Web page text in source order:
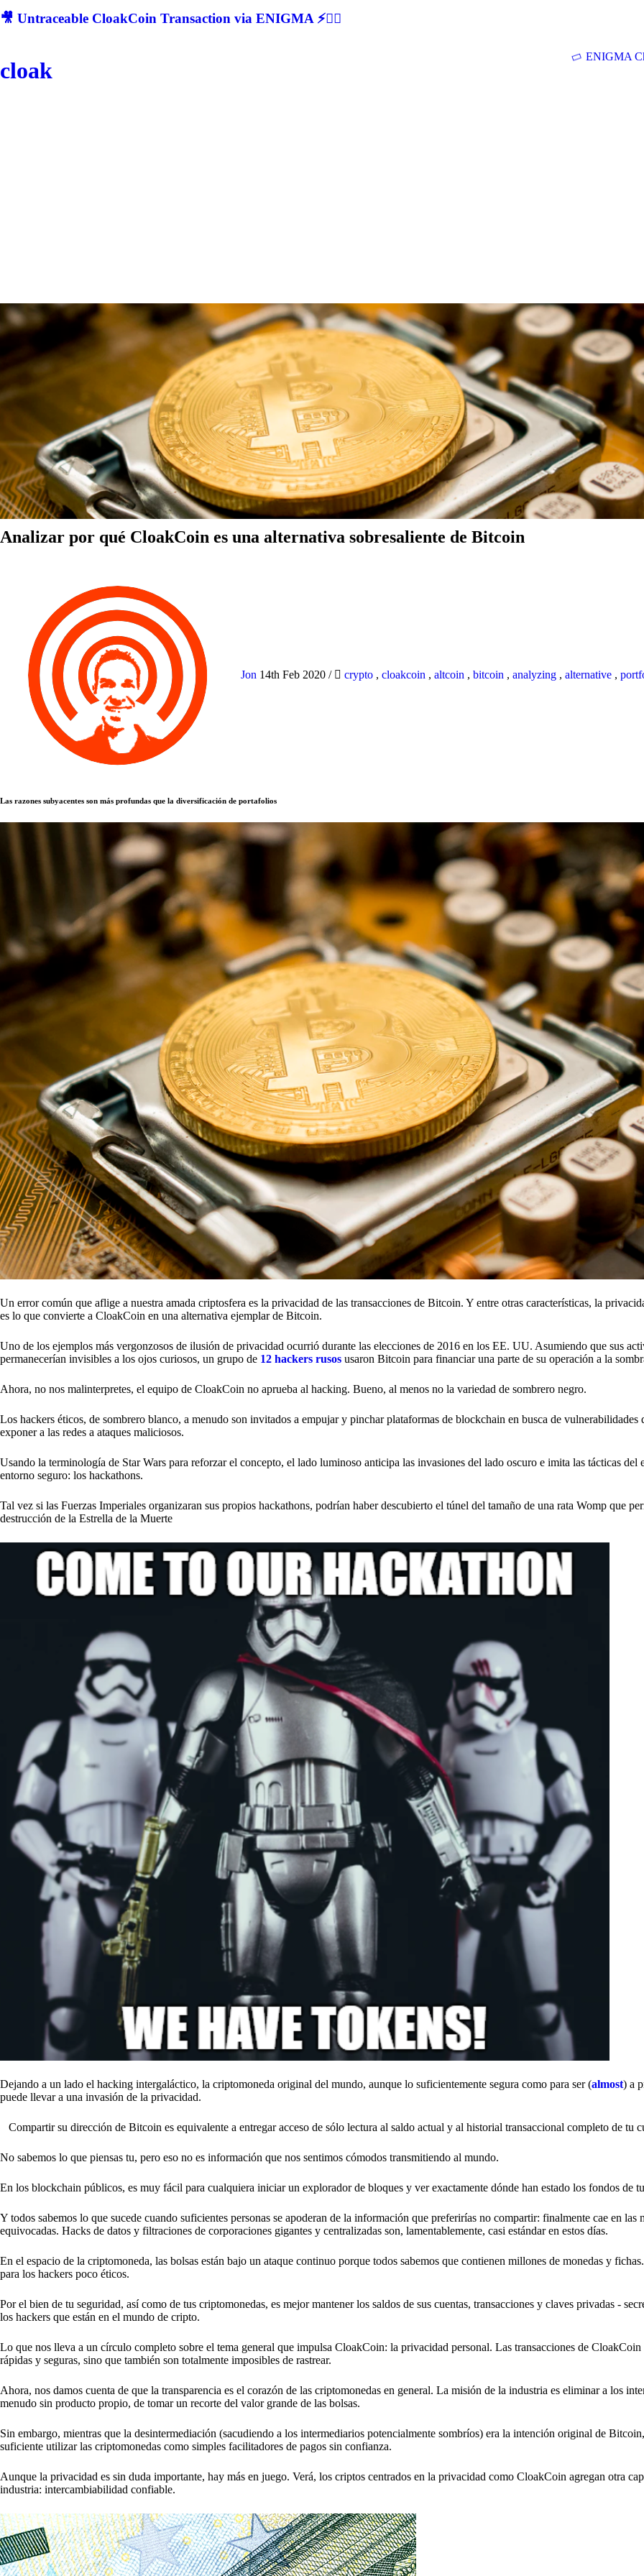
🎥 Untraceable CloakCoin Transaction via ENIGMA ⚡🕵‍♂
cloak
ENIGMA
Analizar por qué CloakCoin es una alternativa sobresaliente de Bitcoin
Jon 14th Feb 2020 / crypto , cloakcoin , altcoin , bitcoin , analyzing , alternative ,
Las razones subyacentes son más profundas que la diversificación de portafolios
Un error común que aflige a nuestra amada criptosfera es la privacidad de las transacciones de Bitcoin. Y entre otras características, la
es lo que convierte a CloakCoin en una alternativa ejemplar de Bitcoin.
Uno de los ejemplos más vergonzosos de ilusión de privacidad ocurrió durante las elecciones de 2016 en los EE. UU. Asumiendo que sus
permanecerían invisibles a los ojos curiosos, un grupo de 12 hackers rusos usaron Bitcoin para financiar una parte de su operación a la
Ahora, no nos malinterpretes, el equipo de CloakCoin no aprueba al hacking. Bueno, al menos no la variedad de sombrero negro.
Los hackers éticos, de sombrero blanco, a menudo son invitados a empujar y pinchar plataformas de blockchain en busca de vulnerabilidades
exponer a las redes a ataques maliciosos.
Usando la terminología de Star Wars para reforzar el concepto, el lado luminoso anticipa las invasiones del lado oscuro e imita las tácticas del
entorno seguro: los hackathons.
Tal vez si las Fuerzas Imperiales organizaran sus propios hackathons, podrían haber descubierto el túnel del tamaño de una rata Womp que
destrucción de la Estrella de la Muerte
Dejando a un lado el hacking intergaláctico, la criptomoneda original del mundo, aunque lo suficientemente segura como para ser (almost) a
puede llevar a una invasión de la privacidad.
Compartir su dirección de Bitcoin es equivalente a entregar acceso de sólo lectura al saldo actual y al historial transaccional completo de tu
No sabemos lo que piensas tu, pero eso no es información que nos sentimos cómodos transmitiendo al mundo.
En los blockchain públicos, es muy fácil para cualquiera iniciar un explorador de bloques y ver exactamente dónde han estado los fondos de
Y todos sabemos lo que sucede cuando suficientes personas se apoderan de la información que preferirías no compartir: finalmente cae en las
equivocadas. Hacks de datos y filtraciones de corporaciones gigantes y centralizadas son, lamentablemente, casi estándar en estos días.
En el espacio de la criptomoneda, las bolsas están bajo un ataque continuo porque todos sabemos que contienen millones de monedas y
para los hackers poco éticos.
Por el bien de tu seguridad, así como de tus criptomonedas, es mejor mantener los saldos de sus cuentas, transacciones y claves privadas -
los hackers que están en el mundo de cripto.
Lo que nos lleva a un círculo completo sobre el tema general que impulsa CloakCoin: la privacidad personal. Las transacciones de CloakCoin
rápidas y seguras, sino que también son totalmente imposibles de rastrear.
Ahora, nos damos cuenta de que la transparencia es el corazón de las criptomonedas en general. La misión de la industria es eliminar a los
menudo sin producto propio, de tomar un recorte del valor grande de las bolsas.
Sin embargo, mientras que la desintermediación (sacudiendo a los intermediarios potencialmente sombríos) era la intención original de
suficiente utilizar las criptomonedas como simples facilitadores de pagos sin confianza.
Aunque la privacidad es sin duda importante, hay más en juego. Verá, los criptos centrados en la privacidad como CloakCoin agregan otra
industria: intercambiabilidad confiable.